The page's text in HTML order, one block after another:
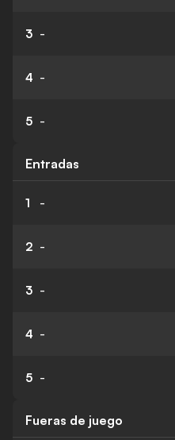
3 -
4 -
5 -
Entradas
1 -
2 -
3 -
4 -
5 -
Fueras de juego